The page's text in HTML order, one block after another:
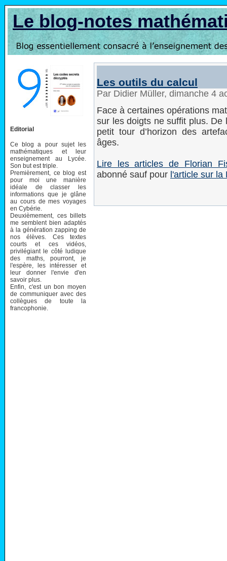
Le blog-notes
Editorial
Ce blog a pour sujet les
mathématiques et leur
enseignement au Lycée.
Son but est triple.
Premièrement, ce blog est
pour moi une manière
idéale de classer les
informations que je glâne
au cours de mes voyages
en Cybérie.
Deuxièmement, ces billets
me semblent bien adaptés
à la génération zapping de
nos élèves. Ces textes
courts et ces vidéos,
privilégiant le côté ludique
des maths, pourront, je
l'espère, les intéresser et
leur donner l'envie d'en
savoir plus.
Enfin, c'est un bon moyen
de communiquer avec des
collègues de toute la
francophonie.
Les outils du calcul
Par Didier Müller, dimanche 4
Face à certaines opérations
sur les doigts ne suffit plus. De
petit tour d’horizon des
âges.
Lire les articles de Florian
abonné sauf pour l'article sur la